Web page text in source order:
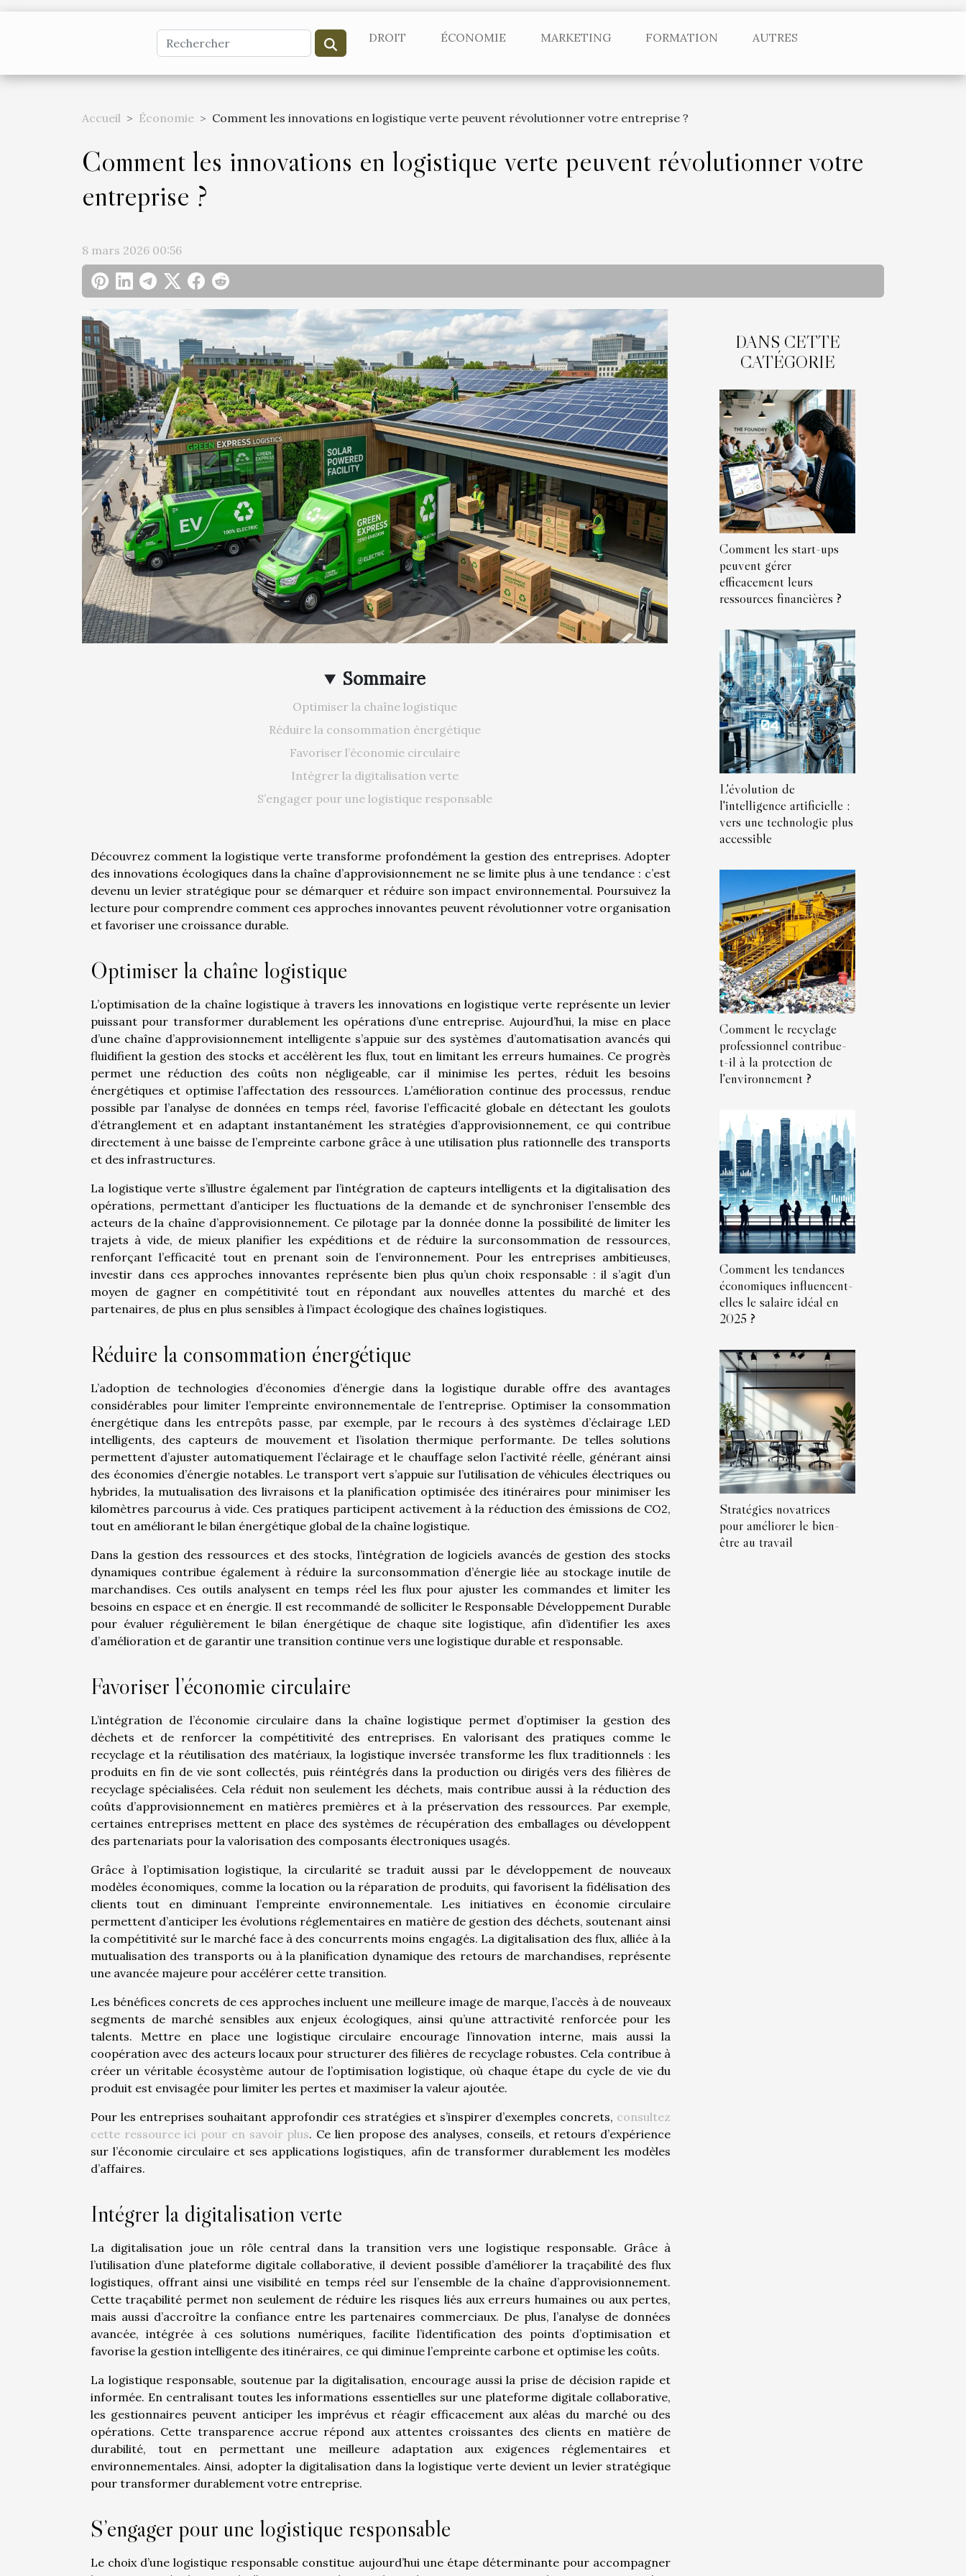
DROIT ÉCONOMIE MARKETING FORMATION AUTRES
Accueil Économie Comment les innovations en logistique verte peuvent révolutionner votre entreprise ?
Comment les innovations en logistique verte peuvent révolutionner votre
entreprise ?
8 mars 2026 00:56
Sommaire
Optimiser la chaîne logistique
Réduire la consommation énergétique
Favoriser l’économie circulaire
Intégrer la digitalisation verte
S’engager pour une logistique responsable
Découvrez comment la logistique verte transforme profondément la gestion des entreprises. Adopter
des innovations écologiques dans la chaîne d’approvisionnement ne se limite plus à une tendance : c’est
devenu un levier stratégique pour se démarquer et réduire son impact environnemental. Poursuivez la
lecture pour comprendre comment ces approches innovantes peuvent révolutionner votre organisation
et favoriser une croissance durable.
Optimiser la chaîne logistique
L’optimisation de la chaîne logistique à travers les innovations en logistique verte représente un levier
puissant pour transformer durablement les opérations d’une entreprise. Aujourd’hui, la mise en place
d’une chaîne d’approvisionnement intelligente s’appuie sur des systèmes d’automatisation avancés qui
fluidifient la gestion des stocks et accélèrent les flux, tout en limitant les erreurs humaines. Ce progrès
permet une réduction des coûts non négligeable, car il minimise les pertes, réduit les besoins
énergétiques et optimise l’affectation des ressources. L’amélioration continue des processus, rendue
possible par l’analyse de données en temps réel, favorise l’efficacité globale en détectant les goulots
d’étranglement et en adaptant instantanément les stratégies d’approvisionnement, ce qui contribue
directement à une baisse de l’empreinte carbone grâce à une utilisation plus rationnelle des transports
et des infrastructures.
La logistique verte s’illustre également par l’intégration de capteurs intelligents et la digitalisation des
opérations, permettant d’anticiper les fluctuations de la demande et de synchroniser l’ensemble des
acteurs de la chaîne d’approvisionnement. Ce pilotage par la donnée donne la possibilité de limiter les
trajets à vide, de mieux planifier les expéditions et de réduire la surconsommation de ressources,
renforçant l’efficacité tout en prenant soin de l’environnement. Pour les entreprises ambitieuses,
investir dans ces approches innovantes représente bien plus qu’un choix responsable : il s’agit d’un
moyen de gagner en compétitivité tout en répondant aux nouvelles attentes du marché et des
partenaires, de plus en plus sensibles à l’impact écologique des chaînes logistiques.
Réduire la consommation énergétique
L’adoption de technologies d’économies d’énergie dans la logistique durable offre des avantages
considérables pour limiter l’empreinte environnementale de l’entreprise. Optimiser la consommation
énergétique dans les entrepôts passe, par exemple, par le recours à des systèmes d’éclairage LED
intelligents, des capteurs de mouvement et l’isolation thermique performante. De telles solutions
permettent d’ajuster automatiquement l’éclairage et le chauffage selon l’activité réelle, générant ainsi
des économies d’énergie notables. Le transport vert s’appuie sur l’utilisation de véhicules électriques ou
hybrides, la mutualisation des livraisons et la planification optimisée des itinéraires pour minimiser les
kilomètres parcourus à vide. Ces pratiques participent activement à la réduction des émissions de CO2,
tout en améliorant le bilan énergétique global de la chaîne logistique.
Dans la gestion des ressources et des stocks, l’intégration de logiciels avancés de gestion des stocks
dynamiques contribue également à réduire la surconsommation d’énergie liée au stockage inutile de
marchandises. Ces outils analysent en temps réel les flux pour ajuster les commandes et limiter les
besoins en espace et en énergie. Il est recommandé de solliciter le Responsable Développement Durable
pour évaluer régulièrement le bilan énergétique de chaque site logistique, afin d’identifier les axes
d’amélioration et de garantir une transition continue vers une logistique durable et responsable.
Favoriser l’économie circulaire
L’intégration de l’économie circulaire dans la chaîne logistique permet d’optimiser la gestion des
déchets et de renforcer la compétitivité des entreprises. En valorisant des pratiques comme le
recyclage et la réutilisation des matériaux, la logistique inversée transforme les flux traditionnels : les
produits en fin de vie sont collectés, puis réintégrés dans la production ou dirigés vers des filières de
recyclage spécialisées. Cela réduit non seulement les déchets, mais contribue aussi à la réduction des
coûts d’approvisionnement en matières premières et à la préservation des ressources. Par exemple,
certaines entreprises mettent en place des systèmes de récupération des emballages ou développent
des partenariats pour la valorisation des composants électroniques usagés.
Grâce à l’optimisation logistique, la circularité se traduit aussi par le développement de nouveaux
modèles économiques, comme la location ou la réparation de produits, qui favorisent la fidélisation des
clients tout en diminuant l’empreinte environnementale. Les initiatives en économie circulaire
permettent d’anticiper les évolutions réglementaires en matière de gestion des déchets, soutenant ainsi
la compétitivité sur le marché face à des concurrents moins engagés. La digitalisation des flux, alliée à la
mutualisation des transports ou à la planification dynamique des retours de marchandises, représente
une avancée majeure pour accélérer cette transition.
Les bénéfices concrets de ces approches incluent une meilleure image de marque, l’accès à de nouveaux
segments de marché sensibles aux enjeux écologiques, ainsi qu’une attractivité renforcée pour les
talents. Mettre en place une logistique circulaire encourage l’innovation interne, mais aussi la
coopération avec des acteurs locaux pour structurer des filières de recyclage robustes. Cela contribue à
créer un véritable écosystème autour de l’optimisation logistique, où chaque étape du cycle de vie du
produit est envisagée pour limiter les pertes et maximiser la valeur ajoutée.
Pour les entreprises souhaitant approfondir ces stratégies et s’inspirer d’exemples concrets, consultez
cette ressource ici pour en savoir plus. Ce lien propose des analyses, conseils, et retours d’expérience
sur l’économie circulaire et ses applications logistiques, afin de transformer durablement les modèles
d’affaires.
Intégrer la digitalisation verte
La digitalisation joue un rôle central dans la transition vers une logistique responsable. Grâce à
l’utilisation d’une plateforme digitale collaborative, il devient possible d’améliorer la traçabilité des flux
logistiques, offrant ainsi une visibilité en temps réel sur l’ensemble de la chaîne d’approvisionnement.
Cette traçabilité permet non seulement de réduire les risques liés aux erreurs humaines ou aux pertes,
mais aussi d’accroître la confiance entre les partenaires commerciaux. De plus, l’analyse de données
avancée, intégrée à ces solutions numériques, facilite l’identification des points d’optimisation et
favorise la gestion intelligente des itinéraires, ce qui diminue l’empreinte carbone et optimise les coûts.
La logistique responsable, soutenue par la digitalisation, encourage aussi la prise de décision rapide et
informée. En centralisant toutes les informations essentielles sur une plateforme digitale collaborative,
les gestionnaires peuvent anticiper les imprévus et réagir efficacement aux aléas du marché ou des
opérations. Cette transparence accrue répond aux attentes croissantes des clients en matière de
durabilité, tout en permettant une meilleure adaptation aux exigences réglementaires et
environnementales. Ainsi, adopter la digitalisation dans la logistique verte devient un levier stratégique
pour transformer durablement votre entreprise.
S’engager pour une logistique responsable
Le choix d’une logistique responsable constitue aujourd’hui une étape déterminante pour accompagner
DANS CETTE
CATÉGORIE
Comment les start-ups
peuvent gérer
efficacement leurs
ressources financières ?
L'évolution de
l'intelligence artificielle :
vers une technologie plus
accessible
Comment le recyclage
professionnel contribue-
t-il à la protection de
l'environnement ?
Comment les tendances
économiques influencent-
elles le salaire idéal en
2025 ?
Stratégies novatrices
pour améliorer le bien-
être au travail